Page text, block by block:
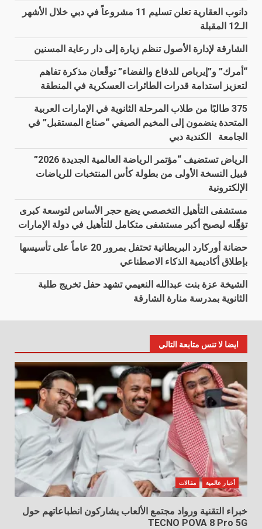
دانوب العقارية تعلن تسليم 11 مشروعاً في دبي خلال الأشهر
الـ12 المقبلة
الشارقة لإدارة الأصول تنظم زيارة إلى دار رعاية المسنين
“أمرك” و”إيرباص للدفاع والفضاء” توقّعان مذكرة تفاهم
لتعزيز استدامة قدرات الطائرات العسكرية في المنطقة
375 طالبًا من طلاب المرحلة الثانوية في الإمارات العربية
المتحدة ينضمون إلى المخيم الصيفي “صناع المستقبل” في
الجامعة الكندية دبي
الرياض تستضيف “مؤتمر الرياضة العالمية الجديدة 2026”
قبيل النسخة الأولى من بطولة كأس المنتخبات للرياضات
الإلكترونية
مستشفى التأهيل التخصصي يضع حجر الأساس لتوسعة كبرى
تؤهِّله ليصبح أكبر مستشفى متكامل للتأهيل في دولة الإمارات
حضانة أوركارد البريطانية تحتفل بمرور 20 عاماً على تأسيسها
بإطلاق أكاديمية الذكاء الاصطناعي
الشيخة عزة بنت عبدالله النعيمي تشهد حفل تخريج طلبة
الثانوية بمدرسة منارة الشارقة
ايضا لا تنس متابعة التالي
أخبار عالمية مقالات
خبراء التقنية ورواد مجتمع الألعاب يشاركون انطباعاتهم حول
TECNO POVA 8 Pro 5G